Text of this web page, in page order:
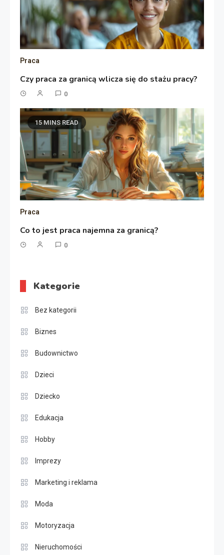
Praca
Czy praca za granicą wlicza się do stażu pracy?
0
15 MINS READ
Praca
Co to jest praca najemna za granicą?
0
Kategorie
Bez kategorii
Biznes
Budownictwo
Dzieci
Dziecko
Edukacja
Hobby
Imprezy
Marketing i reklama
Moda
Motoryzacja
Nieruchomości